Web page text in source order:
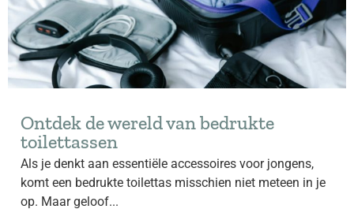
Ontdek de wereld van bedrukte
toilettassen
Als je denkt aan essentiële accessoires voor jongens,
komt een bedrukte toilettas misschien niet meteen in je
op. Maar geloof...